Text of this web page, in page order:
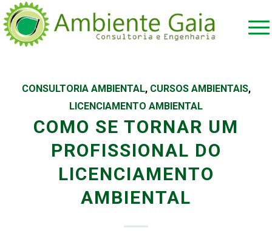
CONSULTORIA AMBIENTAL, CURSOS AMBIENTAIS,
LICENCIAMENTO AMBIENTAL
COMO SE TORNAR UM
PROFISSIONAL DO
LICENCIAMENTO
AMBIENTAL